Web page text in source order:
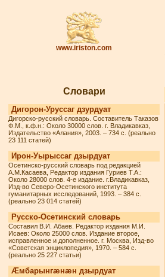
www.iriston.com
Словари
Дигорон-Уруссаг дзурдуат
Дигорско-русский словарь. Составитель Таказов
Ф.М., к.ф.н.: Около 30000 слов. г. Владикавказ,
Издательство «Алания», 2003. – 734 с. (реально
23 111 статей)
Ирон-Уырыссаг дзырдуат
Осетинско-русский словарь под редакцией
А.М.Касаева, Редактор издания Гуриев Т.А.:
Около 28000 слов. 4-е издание. г.Владикавказ,
Изд-во Северо-Осетинского института
гуманитарных исследований, 1993. – 384 с.
(реально 23 014 статей)
Русско-Осетинский словарь
Составил В.И. Абаев. Редактор издания М.И.
Исаев: Около 25000 слов. Издание второе,
исправленное и дополненное. г. Москва, Изд-во
«Советская энциклопедия», 1970. – 584 с.
(реально 25 227 статьи)
Æмбарынгæнæн дзырдуат